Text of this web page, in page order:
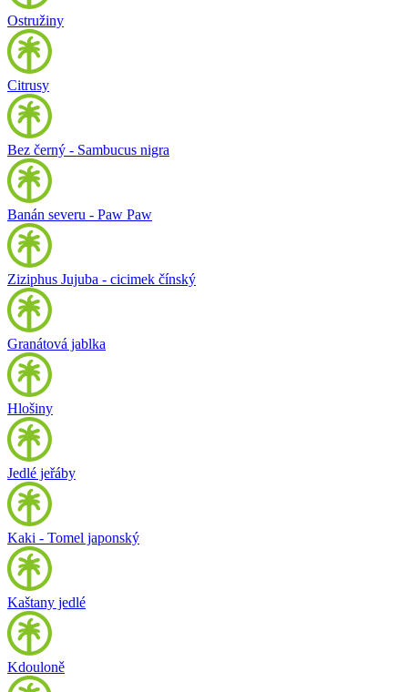
Ostružiny
Citrusy
Bez černý - Sambucus nigra
Banán severu - Paw Paw
Ziziphus Jujuba - cicimek čínský
Granátová jablka
Hlošiny
Jedlé jeřáby
Kaki - Tomel japonský
Kaštany jedlé
Kdouloně